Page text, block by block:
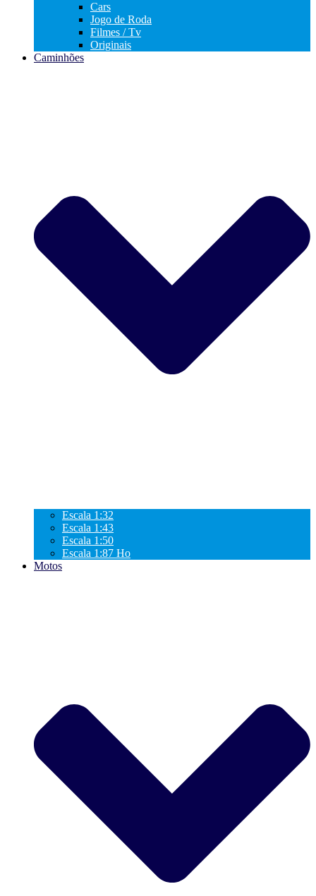
Cars
Jogo de Roda
Filmes / Tv
Originais
Caminhões
Escala 1:32
Escala 1:43
Escala 1:50
Escala 1:87 Ho
Motos